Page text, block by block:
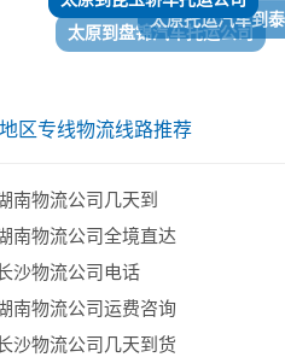
太原轿车托运到
太原到安康托运私家车
太原到温州拖运轿车
太原到盘锦汽车托运公司
区专线物流线路推荐
南物流公司几天到
南物流公司全境直达
沙物流公司电话
南物流公司运费咨询
沙物流公司几天到货